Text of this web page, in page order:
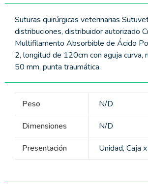
Suturas quirúrgicas veterinarias
distribuciones, distribuidor autorizado
Multifilamento Absorbible de Ácido
2, longitud de 120cm con aguja curva,
50 mm, punta traumática.
Peso N/D
Dimensiones N/D
Presentación Unidad, Caja